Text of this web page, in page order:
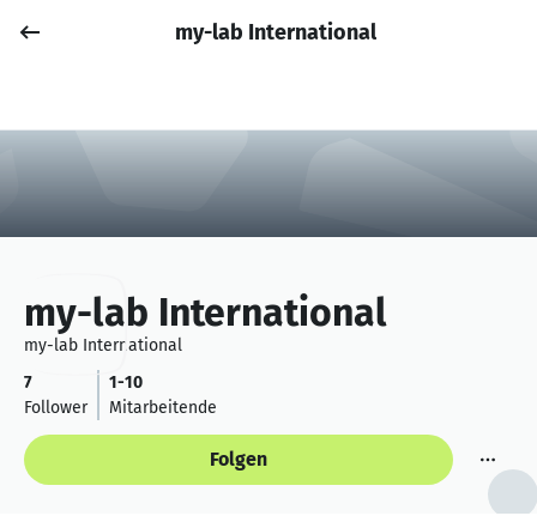
Anmelden
my-lab International
my-lab International
my-lab International
7
Follower
1-10
Mitarbeitende
Folgen